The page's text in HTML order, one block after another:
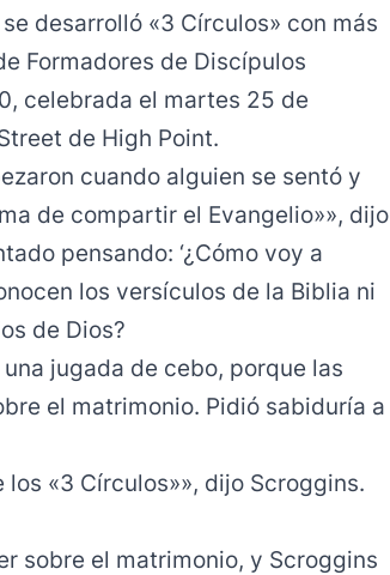
desarrolló «3 Círculos» con más
Formadores de Discípulos
celebrada el martes 25 de
de High Point.
cuando alguien se sentó y
de compartir el Evangelio»», dijo
pensando: ‘¿Cómo voy a
los versículos de la Biblia ni
de Dios?
jugada de cebo, porque las
el matrimonio. Pidió sabiduría a
«3 Círculos»», dijo Scroggins.
sobre el matrimonio, y Scroggins